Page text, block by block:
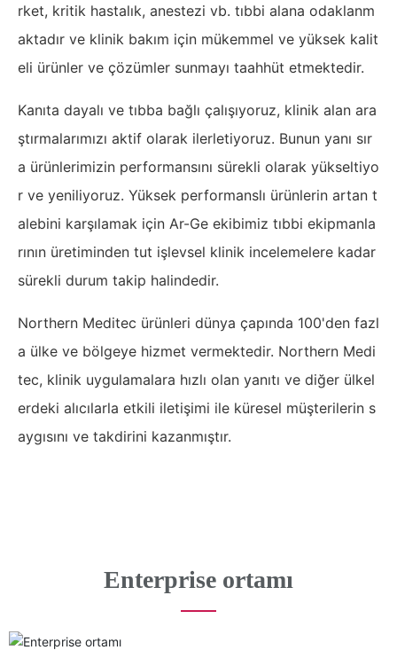
rket, kritik hastalık, anestezi vb. tıbbi alana odaklanm
aktadır ve klinik bakım için mükemmel ve yüksek kalit
eli ürünler ve çözümler sunmayı taahhüt etmektedir.
Kanıta dayalı ve tıbba bağlı çalışıyoruz, klinik alan ara
ştırmalarımızı aktif olarak ilerletiyoruz. Bunun yanı sır
a ürünlerimizin performansını sürekli olarak yükseltiyo
r ve yeniliyoruz. Yüksek performanslı ürünlerin artan t
alebini karşılamak için Ar-Ge ekibimiz tıbbi ekipmanla
rının üretiminden tut işlevsel klinik incelemelere kadar
sürekli durum takip halindedir.
Northern Meditec ürünleri dünya çapında 100'den fazl
a ülke ve bölgeye hizmet vermektedir. Northern Medi
tec, klinik uygulamalara hızlı olan yanıtı ve diğer ülkel
erdeki alıcılarla etkili iletişimi ile küresel müşterilerin s
aygısını ve takdirini kazanmıştır.
Enterprise ortamı